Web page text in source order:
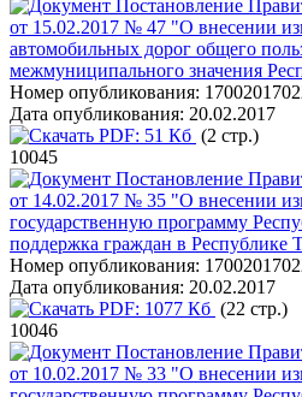
Постановление
от 15.02.2017 № 47 "О внесении
автомобильных дорог общего
межмуниципального значения
Номер опубликования:
Дата опубликования: 20.02.2017
PDF: 51 Кб (2 стр.)
10045
Постановление
от 14.02.2017 № 35 "О внесении
государственную программу
поддержка граждан в Республике
Номер опубликования:
Дата опубликования: 20.02.2017
PDF: 1077 Кб (22 стр.)
10046
Постановление
от 10.02.2017 № 33 "О внесении